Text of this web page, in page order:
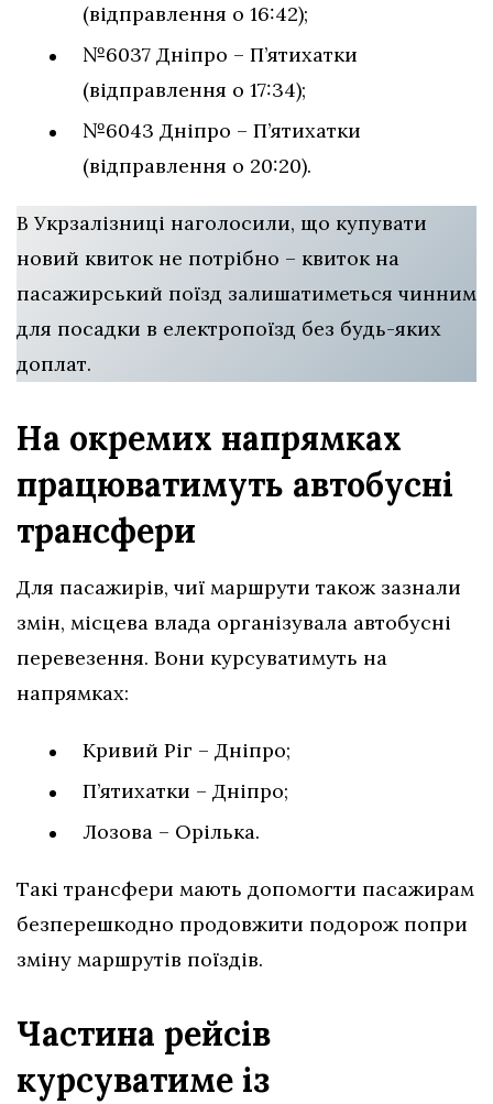
(відправлення о 16:42);
№6037 Дніпро – П’ятихатки
(відправлення о 17:34);
№6043 Дніпро – П’ятихатки
(відправлення о 20:20).
В Укрзалізниці наголосили, що купувати
новий квиток не потрібно – квиток на
пасажирський поїзд залишатиметься чинним
для посадки в електропоїзд без будь-яких
доплат.
На окремих напрямках
працюватимуть автобусні
трансфери
Для пасажирів, чиї маршрути також зазнали
змін, місцева влада організувала автобусні
перевезення. Вони курсуватимуть на
напрямках:
Кривий Ріг – Дніпро;
П’ятихатки – Дніпро;
Лозова – Орілька.
Такі трансфери мають допомогти пасажирам
безперешкодно продовжити подорож попри
зміну маршрутів поїздів.
Частина рейсів
курсуватиме із